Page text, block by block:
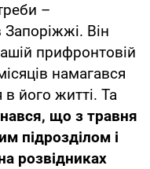
–
Він
прифронтовій
намагався
в його житті. Та
що з травня
підрозділом і
розвідниках